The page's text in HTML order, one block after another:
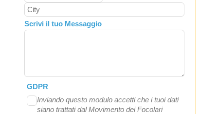
Scrivi il tuo Messaggio
GDPR
Inviando questo modulo accetti che i tuoi dati
siano trattati dal Movimento dei Focolari